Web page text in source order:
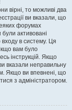
вірні, то можливі два
ви вказали, що
форумах
були активовані
в систему. Ця
вам було
інструкцій. Якщо
вказали неправильну
Якщо ви впевнені, що
з адміністратором.